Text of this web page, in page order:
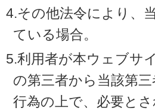
4.その他法令により、
ている場合。
5.利用者が本ウェブサ
の第三者から当該第
行為の上で、必要と